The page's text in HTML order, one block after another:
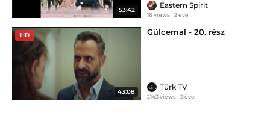
53:42
Eastern Spirit
16 views 2 éve
HD
43:08
Gülcemal - 20. rész
Türk TV
2143 views 2 éve